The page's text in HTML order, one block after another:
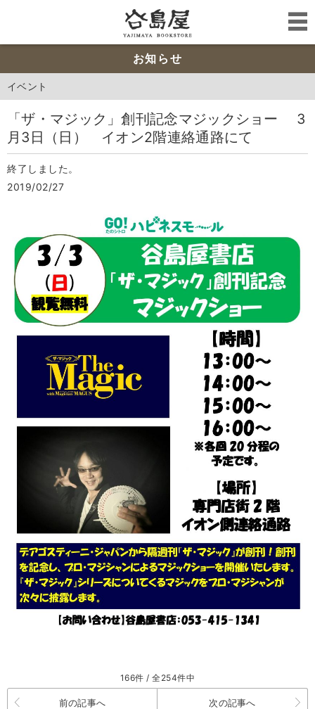
お知らせ
イベント
「ザ・マジック」創刊記念マジックショー 3
月3日（日） イオン2階連絡通路にて
終了しました。
2019/02/27
166件 / 全254件中
前の記事へ 次の記事へ